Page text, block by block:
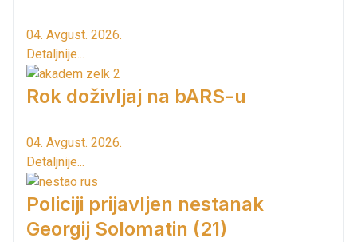
04. Avgust. 2026.
Detaljnije...
Rok doživljaj na bARS-u
04. Avgust. 2026.
Detaljnije...
Policiji prijavljen nestanak
Georgij Solomatin (21)